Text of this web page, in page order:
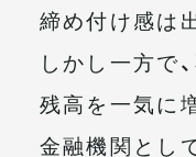
締め付け感は
しかし一方で
残高を一気に
金融機関とし